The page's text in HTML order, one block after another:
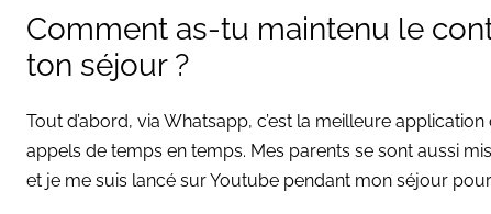
Comment as-tu maintenu le
ton séjour ?
Tout d’abord, via Whatsapp, c’est la meilleure
appels de temps en temps. Mes parents se sont aussi
et je me suis lancé sur Youtube pendant mon séjour